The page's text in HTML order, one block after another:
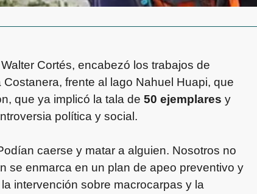
Cortés, encabezó los trabajos de
frente al lago Nahuel Huapi, que
que ya implicó la tala de 50 ejemplares y
política y social.
caerse y matar a alguien. Nosotros no
se enmarca en un plan de apeo preventivo y
intervención sobre macrocarpas y la